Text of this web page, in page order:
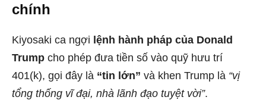
chính
Kiyosaki ca ngợi lệnh hành pháp của Donald
Trump cho phép đưa tiền số vào quỹ hưu trí
401(k), gọi đây là “tin lớn” và khen Trump là “vị
tổng thống vĩ đại, nhà lãnh đạo tuyệt vời”.